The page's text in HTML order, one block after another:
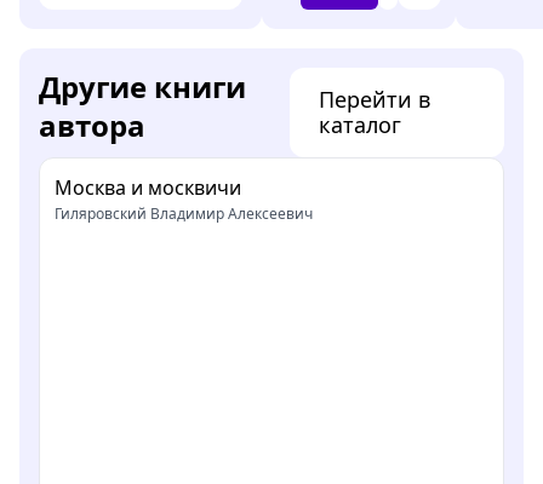
Другие книги
автора
Перейти в
каталог
Москва и москвичи
Гиляровский Владимир Алексеевич